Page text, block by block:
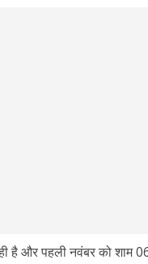
है और पहली नवंबर को शाम